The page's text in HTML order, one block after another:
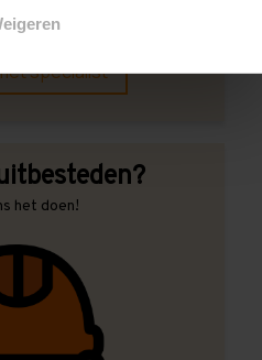
specialist
het doen!